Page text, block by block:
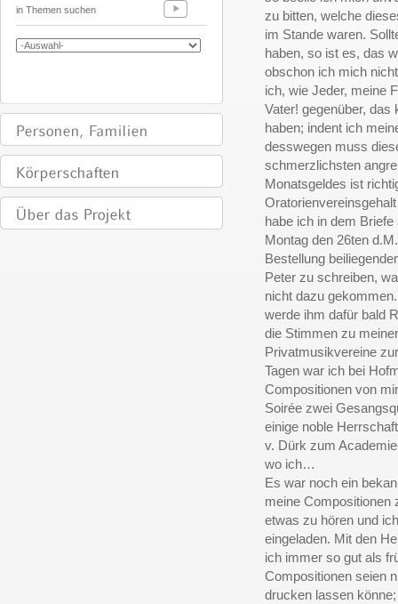
in Themen suchen
zu bitten, welche
im Stande waren.
haben, so ist es, das
obschon ich mich
ich, wie Jeder, meine
Vater! gegenüber, das
haben; indent ich
desswegen muss
schmerzlichsten
Monatsgeldes ist
habe ich in dem
Montag den 26ten
Bestellung
Peter zu schreiben,
nicht dazu
werde ihm dafür bald
die Stimmen zu
Privatmusikvereine
Tagen war ich bei
Compositionen von
Soirée zwei
einige noble
v. Dürk zum
wo ich…
Es war noch ein
meine Compositionen
etwas zu hören und
eingeladen. Mit den
ich immer so gut als
Compositionen seien
drucken lassen